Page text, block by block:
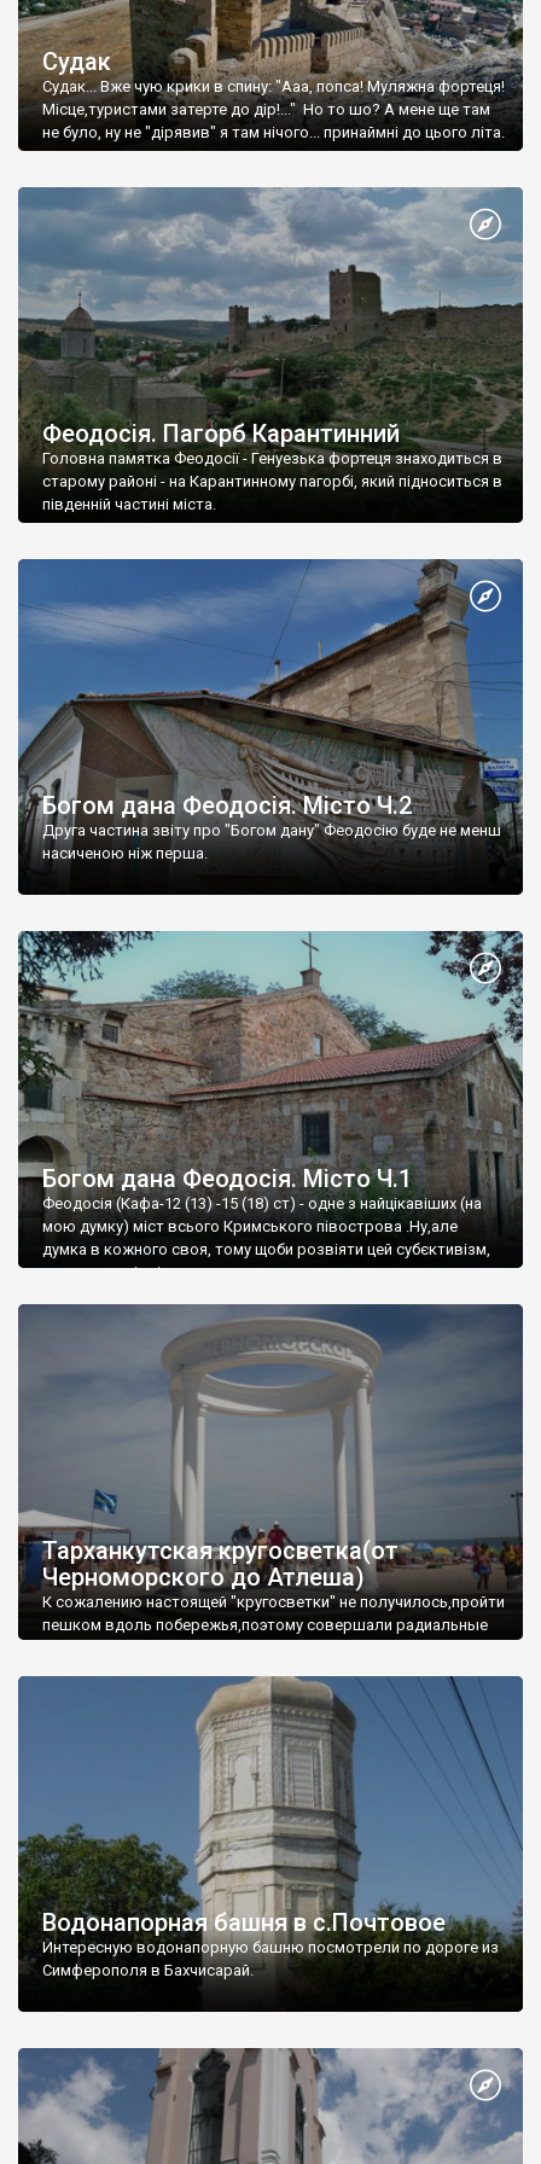
Судак
Судак... Вже чую крики в спину: "Ааа, попса! Муляжна фортеця!
Місце,туристами затерте до дір!..." Но то шо? А мене ще там
не було, ну не "дірявив" я там нічого... принаймні до цього літа.
Феодосія. Пагорб Карантинний
Головна памятка Феодосії - Генуезька фортеця знаходиться в
старому районі - на Карантинному пагорбі, який підноситься в
південній частині міста.
Богом дана Феодосія. Місто Ч.2
Друга частина звіту про "Богом дану" Феодосію буде не менш
насиченою ніж перша.
Богом дана Феодосія. Місто Ч.1
Феодосія (Кафа-12 (13) -15 (18) ст) - одне з найцікавіших (на
мою думку) міст всього Кримського півострова .Ну,але
думка в кожного своя, тому щоби розвіяти цей субєктивізм,
запрошую відвідати це
Тарханкутская кругосветка(от
Черноморского до Атлеша)
К сожалению настоящей "кругосветки" не получилось,пройти
пешком вдоль побережья,поэтому совершали радиальные
Водонапорная башня в с.Почтовое
Интересную водонапорную башню посмотрели по дороге из
Симферополя в Бахчисарай.